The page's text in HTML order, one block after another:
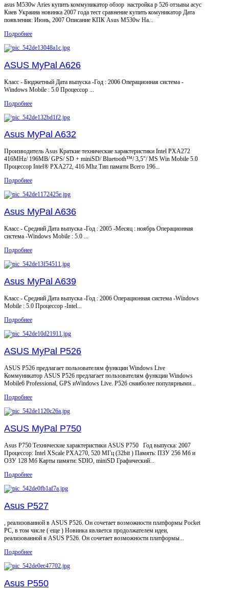
asus M530w Aries купить коммуникатор обзор настройка p 526 отзывы асус
Киев Украина новинка 2007 года тест сравнение купить комуникатор Дата
появления: Июнь, 2007 Описание КПК Asus M530w На...
Подробнее
ASUS MyPal A626
Класс - Бюджетный Дата выпуска -Год : 2006 Операционная система -
Windows Mobile : 5.0 Процессор ...
Подробнее
Asus MyPal A632
Производитель Asus Краткие технические характеристики Intel PXA272
416MHz/ 196MB/ GPS/ SD + miniSD/ Bluetooth™/ 3,5"/ MS Win Mobile 5.0
Процессор Intel® PXA272, 416 Mhz Тип памяти Всего 196...
Подробнее
Asus MyPal A636
Класс - Средний Дата выпуска -Год : 2005 -Месяц : ноябрь Операционная
система -Windows Mobile : 5.0 ...
Подробнее
Asus MyPal A639
Класс - Средний Дата выпуска -Год : 2006 Операционная система -Windows
Mobile : 5.0 Процессор -Intel...
Подробнее
ASUS MyPal P526
ASUS P526 предлагает пользователям функции Windows Live
Коммуникатор ASUS P526 предлагает пользователям функции Windows
Mobile6 Professional, GPS иWindows Live. P526 снаиболее популярными...
Подробнее
ASUS MyPal P750
Asus P750 Технические характеристики ASUS P750 Год выпуска: 2007
Процессор: Intel XScale PXA270, 520 МГц (32bit ) Память: ПЗУ 256 Мб и
ОЗУ 128 Мб Карты памяти: SDIO, miniSD Графический...
Подробнее
Asus P527
, реализованной в ASUS P526. Он сочетает возможности платформы Pocket
PC, в том числе ( еще ) Новинка является продолжателем идеи,
реализованной в ASUS P526. Он сочетает возможности платформы...
Подробнее
Asus P550